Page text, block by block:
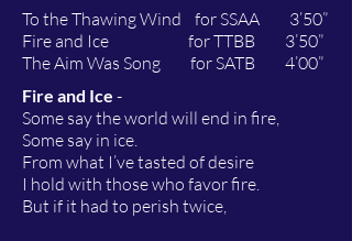
To the Thawing Wind for SSAA 3’50”
Fire and Ice for TTBB 3’50”
The Aim Was Song for SATB 4’00”
Fire and Ice -
Some say the world will end in fire,
Some say in ice.
From what I’ve tasted of desire
I hold with those who favor fire.
But if it had to perish twice,